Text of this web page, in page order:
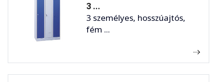
3 ...
3 személyes, hosszúajtós,
fém ...